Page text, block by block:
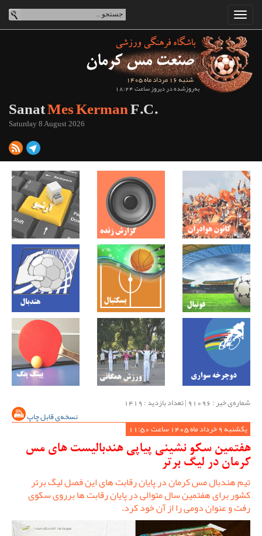
شنبه 16 مرداد ماه 1405
به‌روزشده در دیروز ساعت 18:24
SanatMes KermanF.C.
Saturday 8 August 2026
شماره‌ی خبر : ‌91096 | تعداد بازدید : 1419
نسخه‌ی قابل چاپ
یکشنبه 9 خرداد ماه 1405 ساعت 11:50
هفتمین سکو نشینی پیاپی هندبالیست های مس
کرمان در لیگ برتر
تیم هندبال مس کرمان در پایان رقابت های این فصل لیگ برتر
کشور برای هفتمین سال متوالی در پایان رقابت ها برروی سکوی
رفت و عنوان دومی را از آن خود کرد.